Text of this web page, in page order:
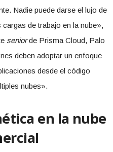
Nadie puede darse el lujo de
de trabajo en la nube»,
seniorde Prisma Cloud, Palo
deben adoptar un enfoque
desde el código
nubes».
en la nube